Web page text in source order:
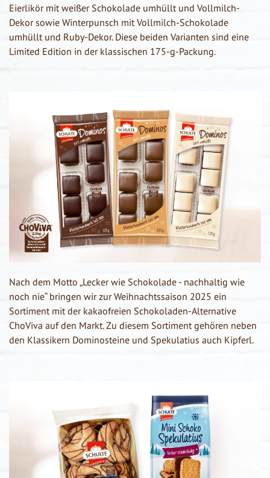
Eierlikör mit weißer Schokolade umhüllt und Vollmilch-
Dekor sowie Winterpunsch mit Vollmilch-Schokolade
umhüllt und Ruby-Dekor. Diese beiden Varianten sind eine
Limited Edition in der klassischen 175-g-Packung.
Nach dem Motto „Lecker wie Schokolade - nachhaltig wie
noch nie“ bringen wir zur Weihnachtssaison 2025 ein
Sortiment mit der kakaofreien Schokoladen-Alternative
ChoViva auf den Markt. Zu diesem Sortiment gehören neben
den Klassikern Dominosteine und Spekulatius auch Kipferl.